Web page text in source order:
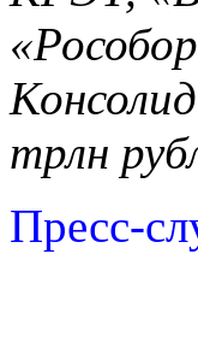
трлн
Пресс-